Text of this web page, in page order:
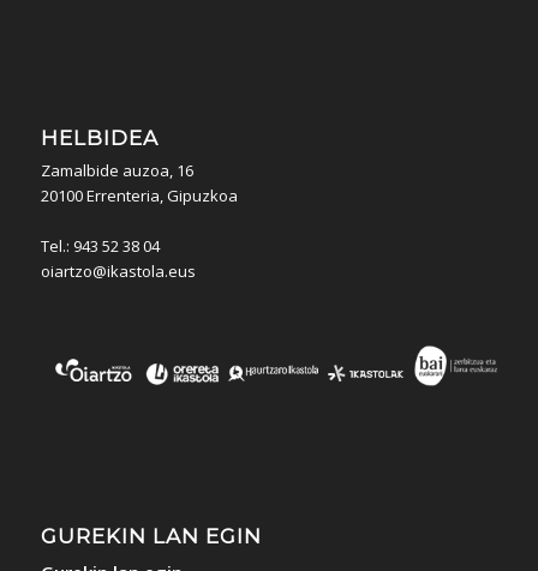
HELBIDEA
Zamalbide auzoa, 16
20100 Errenteria, Gipuzkoa
Tel.: 943 52 38 04
oiartzo@ikastola.eus
GUREKIN LAN EGIN